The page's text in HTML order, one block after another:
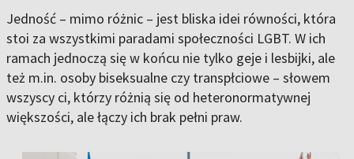
Jedność – mimo różnic – jest bliska idei równości, która
stoi za wszystkimi paradami społeczności LGBT. W ich
ramach jednoczą się w końcu nie tylko geje i lesbijki, ale
też m.in. osoby biseksualne czy transpłciowe – słowem
wszyscy ci, którzy różnią się od heteronormatywnej
większości, ale łączy ich brak pełni praw.